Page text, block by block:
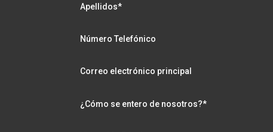
Apellidos*
Número Telefónico
Correo electrónico principal
¿Cómo se entero de nosotros?*